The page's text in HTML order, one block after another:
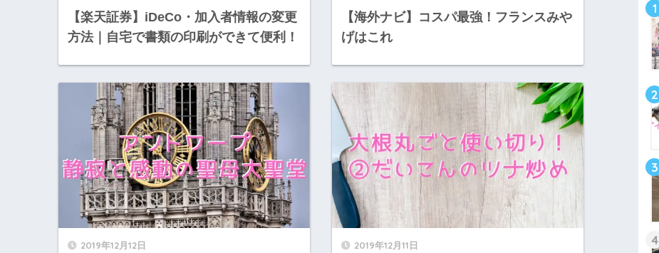
【楽天証券】iDeCo・加入者情報の変更
方法｜自宅で書類の印刷ができて便利！
【海外ナビ】コスパ最強！フランスみや
げはこれ
2019年12月12日 2019年12月11日
1
2
3
4